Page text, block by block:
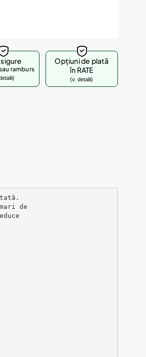
ramburs
Opțiuni de plată
în RATE
(v. detalii)
de